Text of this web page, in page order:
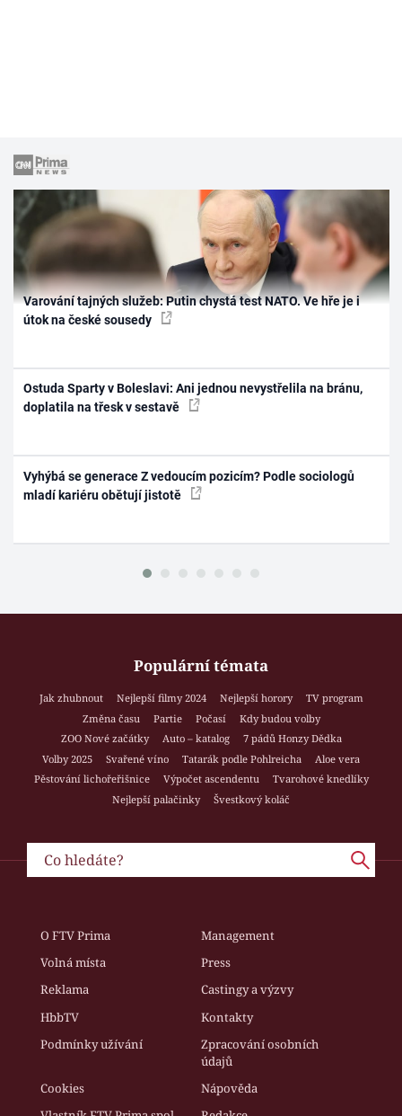
Varování tajných služeb: Putin chystá test NATO. Ve hře je i
útok na české sousedy
Ostuda Sparty v Boleslavi: Ani jednou nevystřelila na bránu,
doplatila na třesk v sestavě
Vyhýbá se generace Z vedoucím pozicím? Podle sociologů
mladí kariéru obětují jistotě
Populární témata
Jak zhubnout Nejlepší filmy 2024 Nejlepší horory
TV program
Změna času
Partie Počasí
Kdy budou volby
ZOO Nové začátky
Auto – katalog
7 pádů Honzy Dědka
Volby 2025
Svařené víno Tatarák podle Pohlreicha
Aloe vera
Pěstování lichořeřišnice
Výpočet ascendentu
Tvarohové knedlíky
Nejlepší palačinky
Švestkový koláč
O FTV Prima
Management
Volná místa
Press
Reklama
Castingy a výzvy
HbbTV
Kontakty
Podmínky užívání
Zpracování osobních
údajů
Cookies
Nápověda